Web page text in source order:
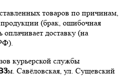
товаров по причинам,
(брак, ошибочная
оплачивает доставку (на
курьерской службы
м. Савёловская, ул. Сущевский